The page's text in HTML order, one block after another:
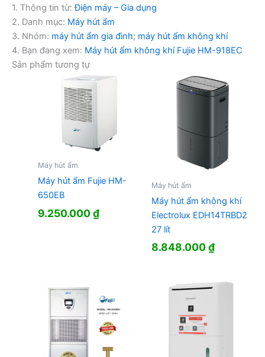
1. Thông tin từ:Điện máy – Gia dụng
2. Danh mục: Máy hút ẩm
3. Nhóm: máy hút ẩm gia đình; máy hút ẩm không khí
4. Bạn đang xem: Máy hút ẩm không khí Fujie HM-918EC
Sản phẩm tương tự
Máy hút ẩm
Máy hút ẩm Fujie HM-
650EB
9.250.000₫
Máy hút ẩm
Máy hút ẩm không khí
Electrolux EDH14TRBD2
27 lít
8.848.000₫